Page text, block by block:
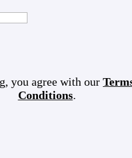
you agree with our
Conditions.